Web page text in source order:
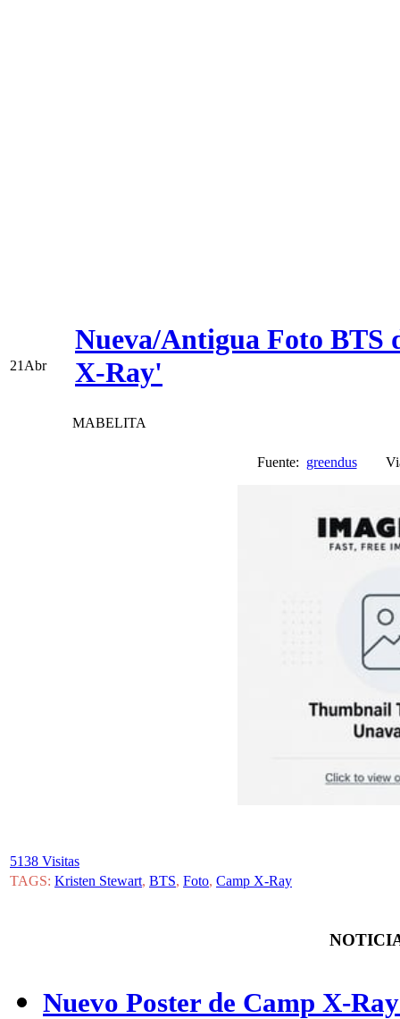
21 Abr
Nueva/Antigua Foto BTS
X-Ray'
MABELITA
Fuente: greendus
5138 Visitas
TAGS: Kristen Stewart, BTS, Foto, Camp X-Ray
Nuevo Poster de Camp X-